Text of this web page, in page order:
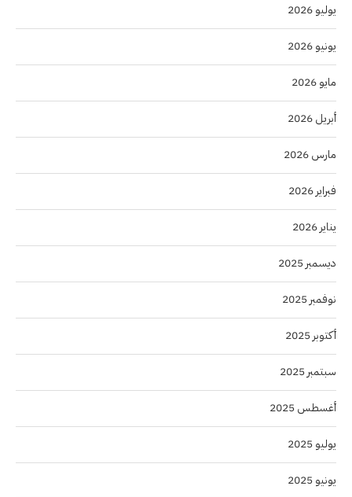
يوليو 2026
يونيو 2026
مايو 2026
أبريل 2026
مارس 2026
فبراير 2026
يناير 2026
ديسمبر 2025
نوفمبر 2025
أكتوبر 2025
سبتمبر 2025
أغسطس 2025
يوليو 2025
يونيو 2025